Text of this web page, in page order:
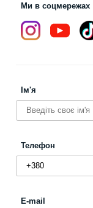
Ми в соцмережах
Ім'я
Телефон
E-mail